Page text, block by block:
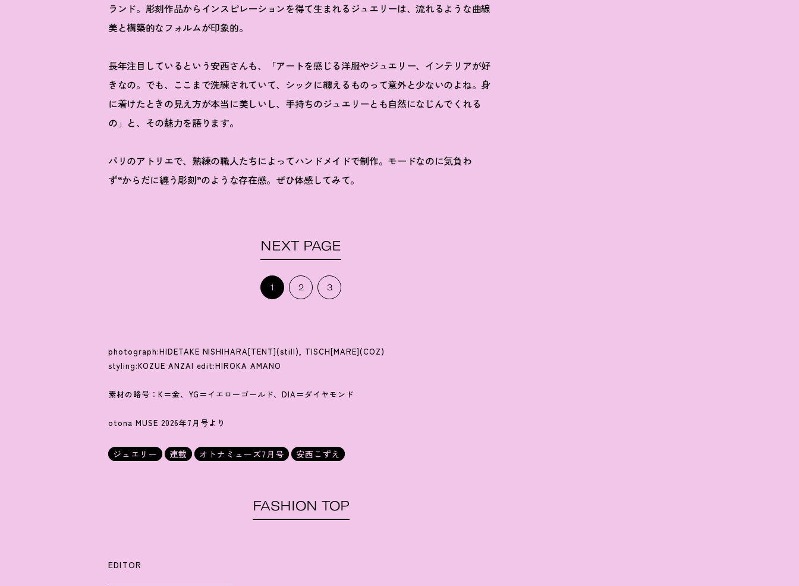
ランド。彫刻作品からインスピレーションを得て生まれるジュエリーは、流れるような曲線
美と構築的なフォルムが印象的。
長年注目しているという安西さんも、「アートを感じる洋服やジュエリー、インテリアが好
きなの。でも、ここまで洗練されていて、シックに纏えるものって意外と少ないのよね。身
に着けたときの見え方が本当に美しいし、手持ちのジュエリーとも自然になじんでくれる
の」と、その魅力を語ります。
パリのアトリエで、熟練の職人たちによってハンドメイドで制作。モードなのに気負わ
ず“からだに纏う彫刻”のような存在感。ぜひ体感してみて。
NEXT PAGE
1 2 3
photograph:HIDETAKE NISHIHARA[TENT](still), TISCH[MARE](COZ)
styling:KOZUE ANZAI edit:HIROKA AMANO
素材の略号：K＝金、YG＝イエローゴールド、DIA＝ダイヤモンド
otona MUSE 2026年7月号より
ジュエリー 連載 オトナミューズ7月号 安西こずえ
FASHION TOP
EDITOR